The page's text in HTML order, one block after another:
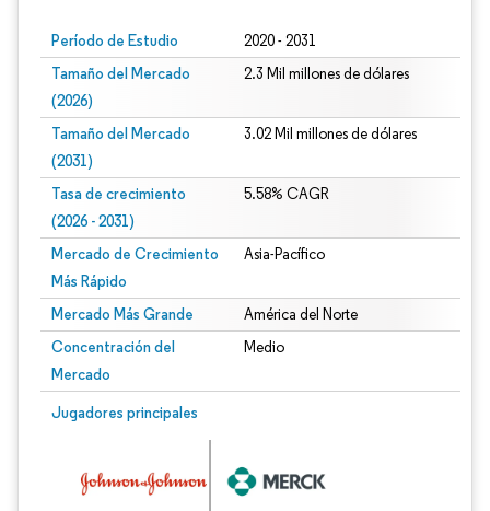
Período de Estudio 2020 - 2031
Tamaño del Mercado
(2026)
2.3 Mil millones de dólares
Tamaño del Mercado
(2031)
3.02 Mil millones de dólares
Tasa de crecimiento
(2026 - 2031)
5.58% CAGR
Mercado de Crecimiento
Más Rápido
Asia-Pacífico
Mercado Más Grande América del Norte
Concentración del
Mercado
Medio
Jugadores principales
Imagen © Mordor Intelligence. El uso requiere atribución según CC BY 4.0.